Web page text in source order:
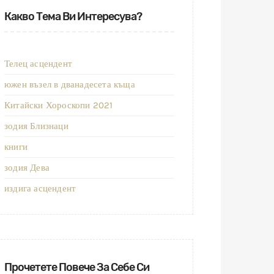
Какво Тема Ви Интересува?
Телец асцендент
южен възел в дванадесета къща
Китайски Хороскопи 2021
зодия Близнаци
книги
зодия Дева
издига асцендент
Прочетете Повече За Себе Си